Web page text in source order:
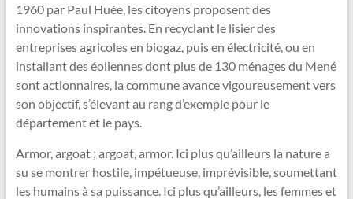
1960 par Paul Huée, les citoyens proposent des
innovations inspirantes. En recyclant le lisier des
entreprises agricoles en biogaz, puis en électricité, ou en
installant des éoliennes dont plus de 130 ménages du Mené
sont actionnaires, la commune avance vigoureusement vers
son objectif, s’élevant au rang d’exemple pour le
département et le pays.
Armor, argoat ; argoat, armor. Ici plus qu’ailleurs la nature a
su se montrer hostile, impétueuse, imprévisible, soumettant
les humains à sa puissance. Ici plus qu’ailleurs, les femmes et